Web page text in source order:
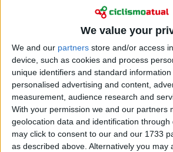
We value your
We and our partners store and/or access
device, such as cookies and process
unique identifiers and standard
personalised advertising and content,
measurement, audience research and
With your permission we and our partners
geolocation data and identification through
may click to consent to our and our 1733
as described above. Alternatively you may
Em conversa com o Wielerflits
masculina no Ruanda, na semana
selecionador nacional dos Países
Moerenhout, admitiu que a sua
dividida entre o Mundial e os
contrarrelógios europeus.